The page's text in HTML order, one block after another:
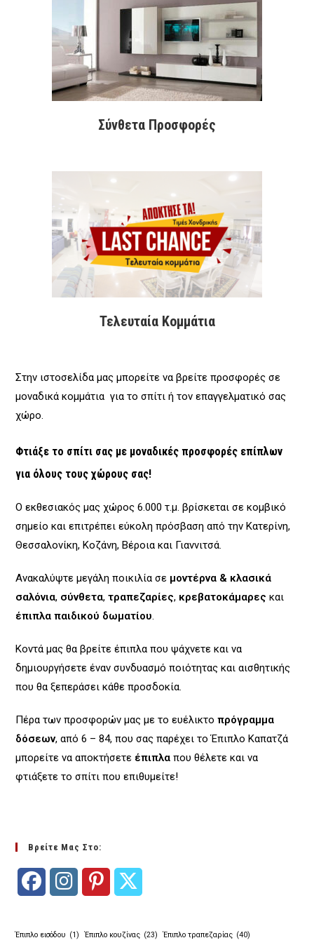
Σύνθετα Προσφορές
Τελευταία Κομμάτια
Στην ιστοσελίδα μας μπορείτε να βρείτε προσφορές σε
μοναδικά κομμάτια για το σπίτι ή τον επαγγελματικό σας
χώρο.
Φτιάξε το σπίτι σας με μοναδικές προσφορές επίπλων
για όλους τους χώρους σας!
Ο εκθεσιακός μας χώρος 6.000 τ.μ. βρίσκεται σε κομβικό
σημείο και επιτρέπει εύκολη πρόσβαση από την Κατερίνη,
Θεσσαλονίκη, Κοζάνη, Βέροια και Γιαννιτσά.
Ανακαλύψτε μεγάλη ποικιλία σε μοντέρνα & κλασικά
σαλόνια, σύνθετα,τραπεζαρίες, κρεβατοκάμαρες και
έπιπλα παιδικού δωματίου
Κοντά μας θα βρείτε έπιπλα που ψάχνετε και να
δημιουργήσετε έναν συνδυασμό ποιότητας και αισθητικής
που θα ξεπεράσει κάθε προσδοκία.
Πέρα των προσφορών μας με το ευέλικτοπρόγραμμα
δόσεων, από 6 – 84, που σας παρέχει το Έπιπλο Καπατζά
μπορείτε να αποκτήσετε έπιπλα που θέλετε και να
φτιάξετε το σπίτι που επιθυμείτε!
Βρείτε Μας Στο:
a
a
a
a
Έπιπλο εισόδου (1) Έπιπλο κουζίνας (23) Έπιπλο τραπεζαρίας (40)